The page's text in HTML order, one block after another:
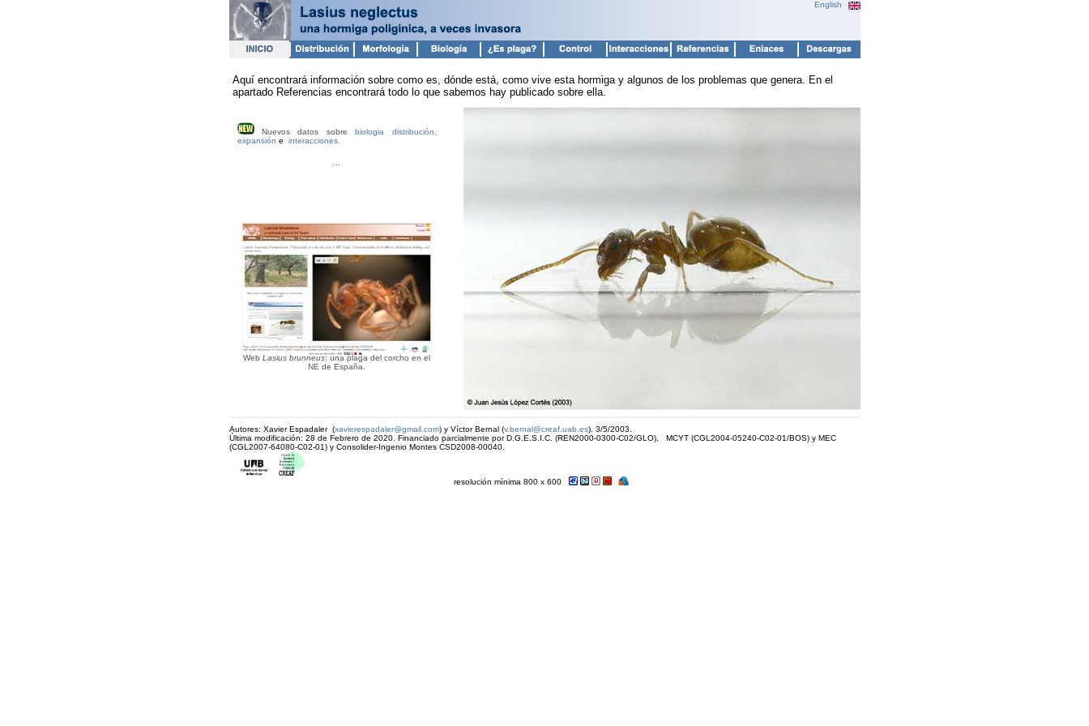
English
Aquí encontrará información sobre como es, dónde está, como vive esta hormiga y algunos de los problemas que genera. En el
apartado Referencias encontrará todo lo que sabemos hay publicado sobre ella.
Nuevos datos sobrebiologia distribución
expansión e interacciones.
Web Lasius brunneus: una plaga del corcho en el
NE de España.
Autores: Xavier Espadaler (xavierespadaler@gmail.com) y Víctor Bernal (v.bernal@creaf.uab.es). 3/5/2003.
Última modificación: 28 de Febrero de 2020. Financiado parcialmente por D.G.E.S.I.C. (REN2000-0300-C02/GLO), MCYT (CGL2004-05240-C02-01/BOS) y MEC
(CGL2007-64080-C02-01) y Consolider-Ingenio Montes CSD2008-00040.
resolución mínima 800 x 600